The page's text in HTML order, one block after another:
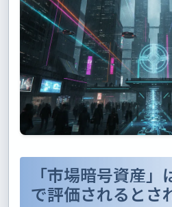
「市場暗号資産
で評価されるとさ